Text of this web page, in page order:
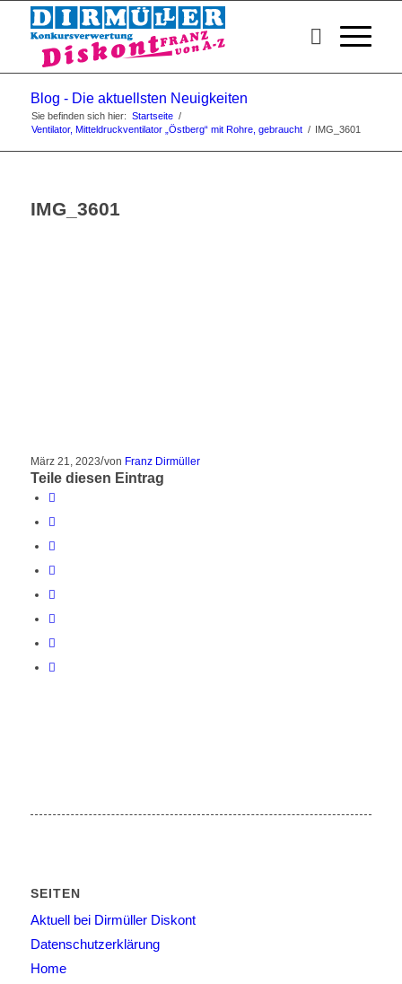
Blog - Die aktuellsten Neuigkeiten
Sie befinden sich hier: Startseite /
Ventilator, Mitteldruckventilator „Östberg“ mit Rohre, gebraucht / IMG_3601
IMG_3601
März 21, 2023/von Franz Dirmüller
Teile diesen Eintrag
SEITEN
Aktuell bei Dirmüller Diskont
Datenschutzerklärung
Home